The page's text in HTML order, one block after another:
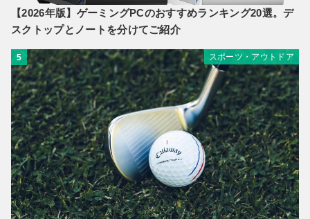
【2026年版】ゲーミングPCのおすすめランキング20選。デ
スクトップとノートを分けてご紹介
5 スポーツ・アウトドア